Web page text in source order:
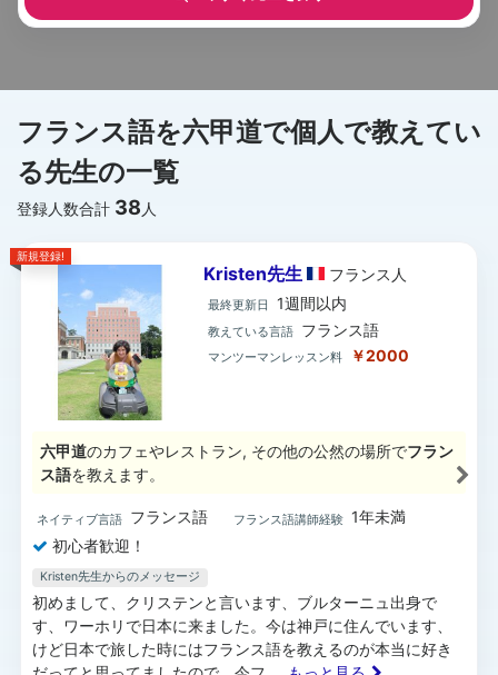
フランス語を六甲道で個人で教えてい
る先生の一覧
登録人数合計 38 人
新規登録!
Kristen先生 フランス 人
最終更新日 1週間以内
教えている言語 フランス語
マンツーマンレッスン料 ￥2000
六甲道のカフェやレストラン, その他の公然の場所でフラン
ス語を教えます。
ネイティブ言語 フランス語 フランス語講師経験 1年未満
初心者歓迎！
Kristen先生からのメッセージ
初めまして、クリステンと言います、ブルターニュ出身で
す、ワーホリで日本に来ました。今は神戸に住んでいます、
けど日本で旅した時にはフランス語を教えるのが本当に好き